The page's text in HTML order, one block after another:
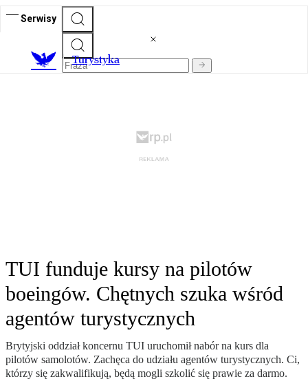
Serwisy
Turystyka
TUI funduje kursy na pilotów
boeingów. Chętnych szuka wśród
agentów turystycznych
Brytyjski oddział koncernu TUI uruchomił nabór na kurs dla
pilotów samolotów. Zachęca do udziału agentów turystycznych. Ci,
którzy się zakwalifikują, będą mogli szkolić się prawie za darmo.